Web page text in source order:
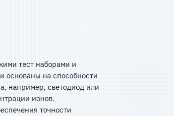
тест наборами и
основаны на способности
например, светодиод или
ионов.
точности